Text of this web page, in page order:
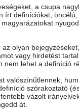
a csupa
írt definíciókat, öncélú,
olyan bejegyzéseket,
vagy hirdetést
nem lehet a definíció
valószínűtlennek,
szórakoztató
vázolt
át.